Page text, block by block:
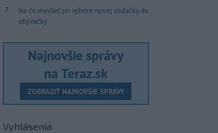
7
Na čo myslieť pri výbere novej sedačky do
obývačky
Najnovšie správy
na Teraz.sk
ZOBRAZIŤ NAJNOVŠIE SPRÁVY
Vyhlásenia